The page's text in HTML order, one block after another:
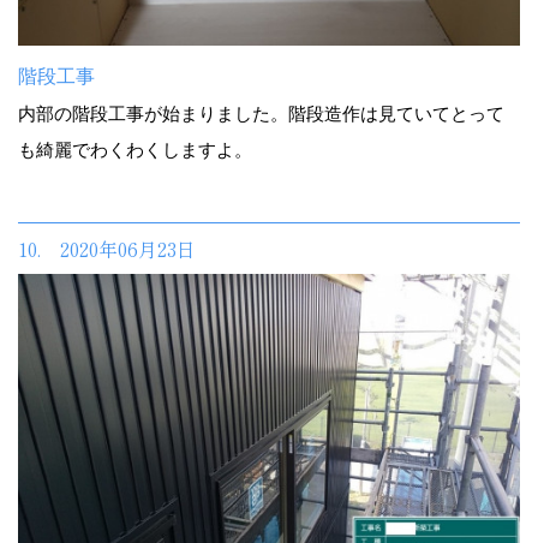
階段工事
内部の階段工事が始まりました。階段造作は見ていてとって
も綺麗でわくわくしますよ。
10. 2020年06月23日